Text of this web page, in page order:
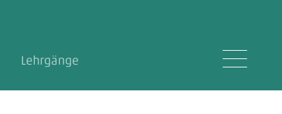
Lehrgänge